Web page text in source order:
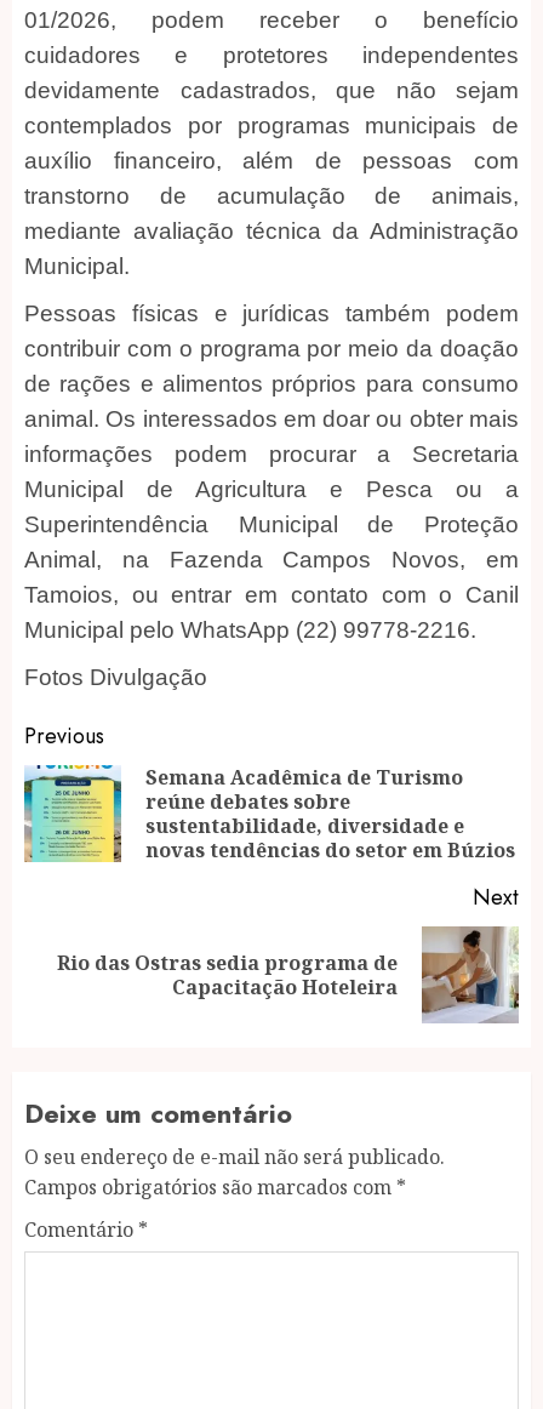
01/2026, podem receber o benefício
cuidadores e protetores independentes
devidamente cadastrados, que não sejam
contemplados por programas municipais de
auxílio financeiro, além de pessoas com
transtorno de acumulação de animais,
mediante avaliação técnica da Administração
Municipal.
Pessoas físicas e jurídicas também podem
contribuir com o programa por meio da doação
de rações e alimentos próprios para consumo
animal. Os interessados em doar ou obter mais
informações podem procurar a Secretaria
Municipal de Agricultura e Pesca ou a
Superintendência Municipal de Proteção
Animal, na Fazenda Campos Novos, em
Tamoios, ou entrar em contato com o Canil
Municipal pelo WhatsApp (22) 99778-2216.
Fotos Divulgação
Post
navigation
Previous
Semana Acadêmica de Turismo
reúne debates sobre
sustentabilidade, diversidade e
novas tendências do setor em Búzios
Next
NextRio das Ostras sedia programa de
Capacitação Hoteleira
Deixe um comentário
O seu endereço de e-mail não será publicado.
Campos obrigatórios são marcados com *
Comentário *